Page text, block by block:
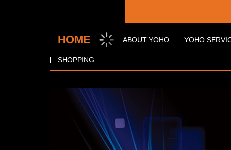
HOME
ABOUT YOHO YOHO
商品選購
SHOPPING